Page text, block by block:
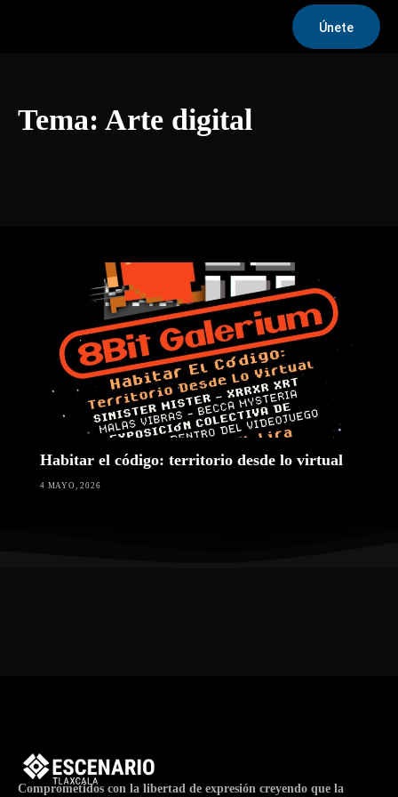
Únete
Tema: Arte digital
Habitar el código: territorio desde lo virtual
4 MAYO, 2026
Comprometidos con la libertad de expresión creyendo que la